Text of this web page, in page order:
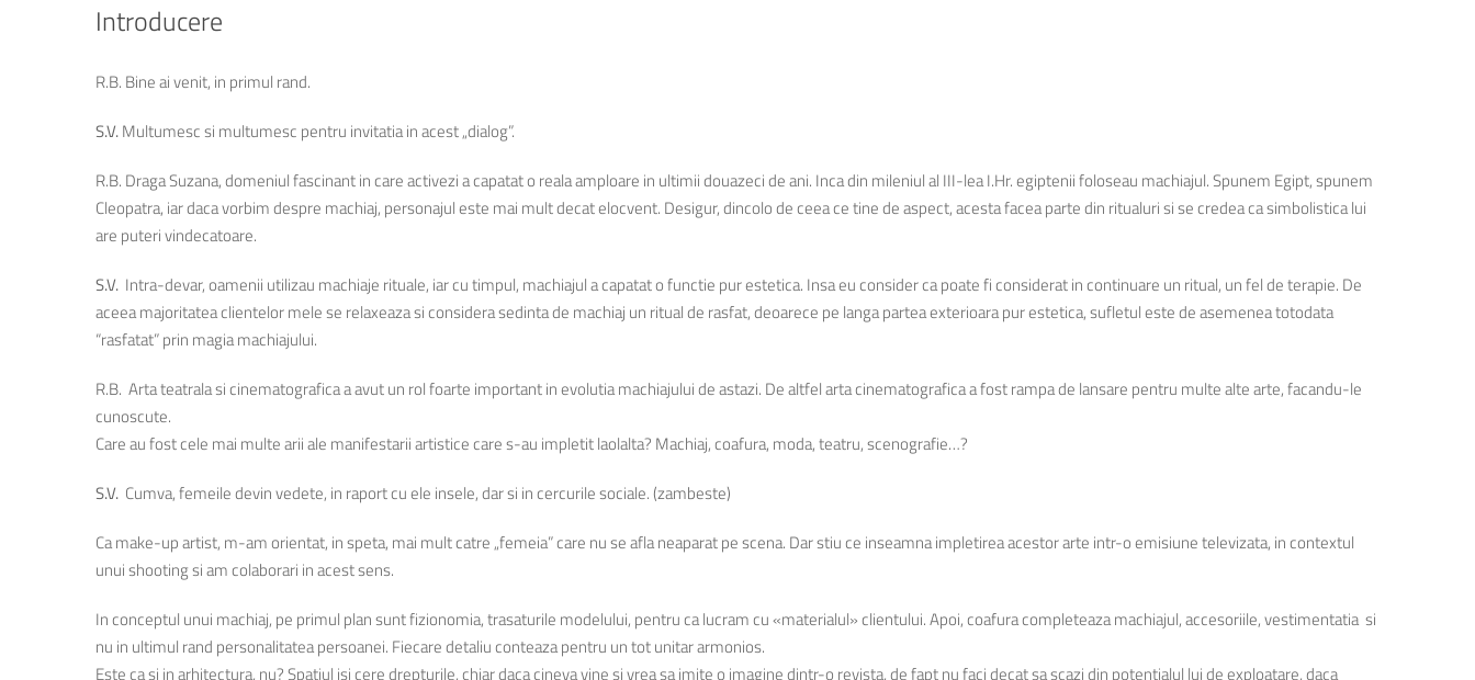
Introducere
R.B. Bine ai venit, in primul rand.
S.V.Multumesc si multumesc pentru invitatia in acest „dialog”.
R.B. Draga Suzana, domeniul fascinant in care activezi a capatat o reala amploare in ultimii douazeci de ani. Inca din mileniul al III-lea I.Hr. egiptenii foloseau machiajul. Spunem Egipt, spunem
Cleopatra, iar daca vorbim despre machiaj, personajul este mai mult decat elocvent. Desigur, dincolo de ceea ce tine de aspect, acesta facea parte din ritualuri si se credea ca simbolistica lui
are puteri vindecatoare.
S.V. Intra-devar, oamenii utilizau machiaje rituale, iar cu timpul, machiajul a capatat o functie pur estetica. Insa eu consider ca poate fi considerat in continuare un ritual, un fel de terapie. De
aceea majoritatea clientelor mele se relaxeaza si considera sedinta de machiaj un ritual de rasfat, deoarece pe langa partea exterioara pur estetica, sufletul este de asemenea totodata
“rasfatat” prin magia machiajului.
R.B. Arta teatrala si cinematografica a avut un rol foarte important in evolutia machiajului de astazi. De altfel arta cinematografica a fost rampa de lansare pentru multe alte arte, facandu-le
cunoscute.
Care au fost cele mai multe arii ale manifestarii artistice care s-au impletit laolalta? Machiaj, coafura, moda, teatru, scenografie…?
S.V. Cumva, femeile devin vedete, in raport cu ele insele, dar si in cercurile sociale. (zambeste)
Ca make-up artist, m-am orientat, in speta, mai mult catre „femeia” care nu se afla neaparat pe scena. Dar stiu ce inseamna impletirea acestor arte intr-o emisiune televizata, in contextul
unui shooting si am colaborari in acest sens.
In conceptul unui machiaj, pe primul plan sunt fizionomia, trasaturile modelului, pentru ca lucram cu «materialul» clientului. Apoi, coafura completeaza machiajul, accesoriile, vestimentatia si
nu in ultimul rand personalitatea persoanei. Fiecare detaliu conteaza pentru un tot unitar armonios.
Este ca si in arhitectura, nu? Spatiul isi cere drepturile, chiar daca cineva vine si vrea sa imite o imagine dintr-o revista, de fapt nu faci decat sa scazi din potentialul lui de exploatare, daca